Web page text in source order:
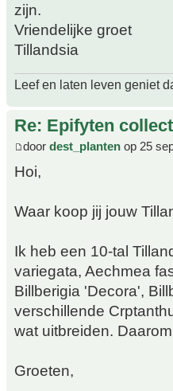
zijn.
Vriendelijke groet
Tillandsia
Leef en laten leven geniet
Re: Epifyten
door dest_planten op 25
Hoi,
Waar koop jij jouw
Ik heb een 10-tal
variegata, Aechmea
Billberigia 'Decora',
verschillende
wat uitbreiden.
Groeten,